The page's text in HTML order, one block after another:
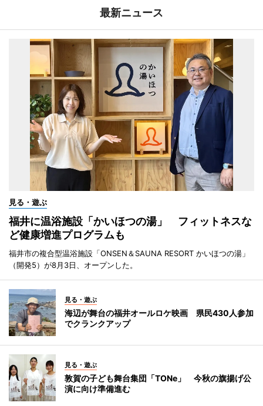
最新ニュース
見る・遊ぶ
福井に温浴施設「かいほつの湯」 フィットネスな
ど健康増進プログラムも
福井市の複合型温浴施設「ONSEN＆SAUNA RESORT かいほつの湯」
（開発5）が8月3日、オープンした。
見る・遊ぶ
海辺が舞台の福井オールロケ映画 県民430人参加
でクランクアップ
見る・遊ぶ
敦賀の子ども舞台集団「TONe」 今秋の旗揚げ公
演に向け準備進む